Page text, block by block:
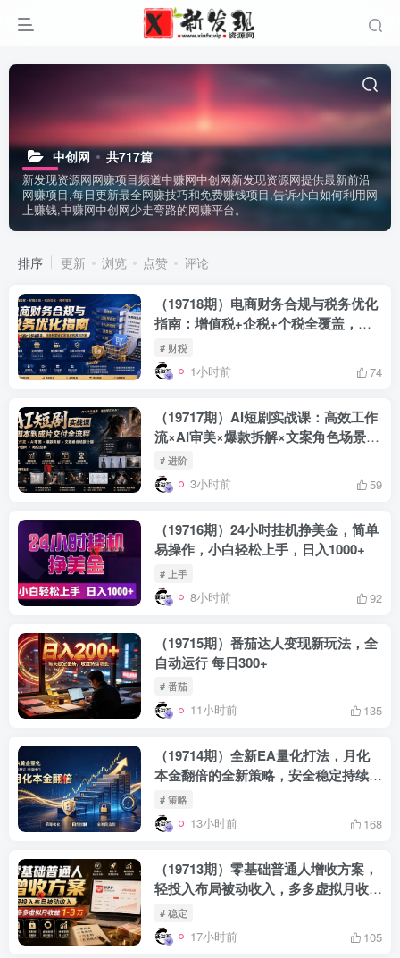
中创网 共717篇
新发现资源网网赚项目频道中赚网中创网新发现资源网提供最新前沿
网赚项目,每日更新最全网赚技巧和免费赚钱项目,告诉小白如何利用网
上赚钱,中赚网中创网少走弯路的网赚平台。
排序 更新 浏览 点赞 评论
（19718期）电商财务合规与税务优化
指南：增值税+企税+个税全覆盖，财
务制度搭建落地纳税筹划方案
# 财税
1小时前 74
（19717期）AI短剧实战课：高效工作
流×AI审美×爆款拆解×文案角色场景分
镜×LibTV进阶×站位控制×从脚本到成
片交付全流程
# 进阶
3小时前 59
（19716期）24小时挂机挣美金，简单
易操作，小白轻松上手，日入1000+
# 上手
8小时前 92
（19715期）番茄达人变现新玩法，全
自动运行 每日300+
# 番茄
11小时前 135
（19714期）全新EA量化打法，月化
本金翻倍的全新策略，安全稳定持续输
出
# 策略
13小时前 168
（19713期）零基础普通人增收方案，
轻投入布局被动收入，多多虚拟月收益
1-3 万
# 稳定
17小时前 105